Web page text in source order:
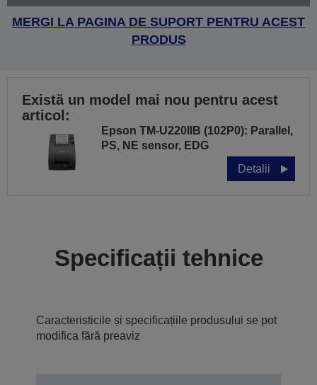
MERGI LA PAGINA DE SUPORT PENTRU ACEST
PRODUS
Există un model mai nou pentru acest
articol:
Epson TM-U220IIB (102P0): Parallel,
PS, NE sensor, EDG
Detalii
Specificații tehnice
Caracteristicile și specificațiile produsului se pot
modifica fără preaviz